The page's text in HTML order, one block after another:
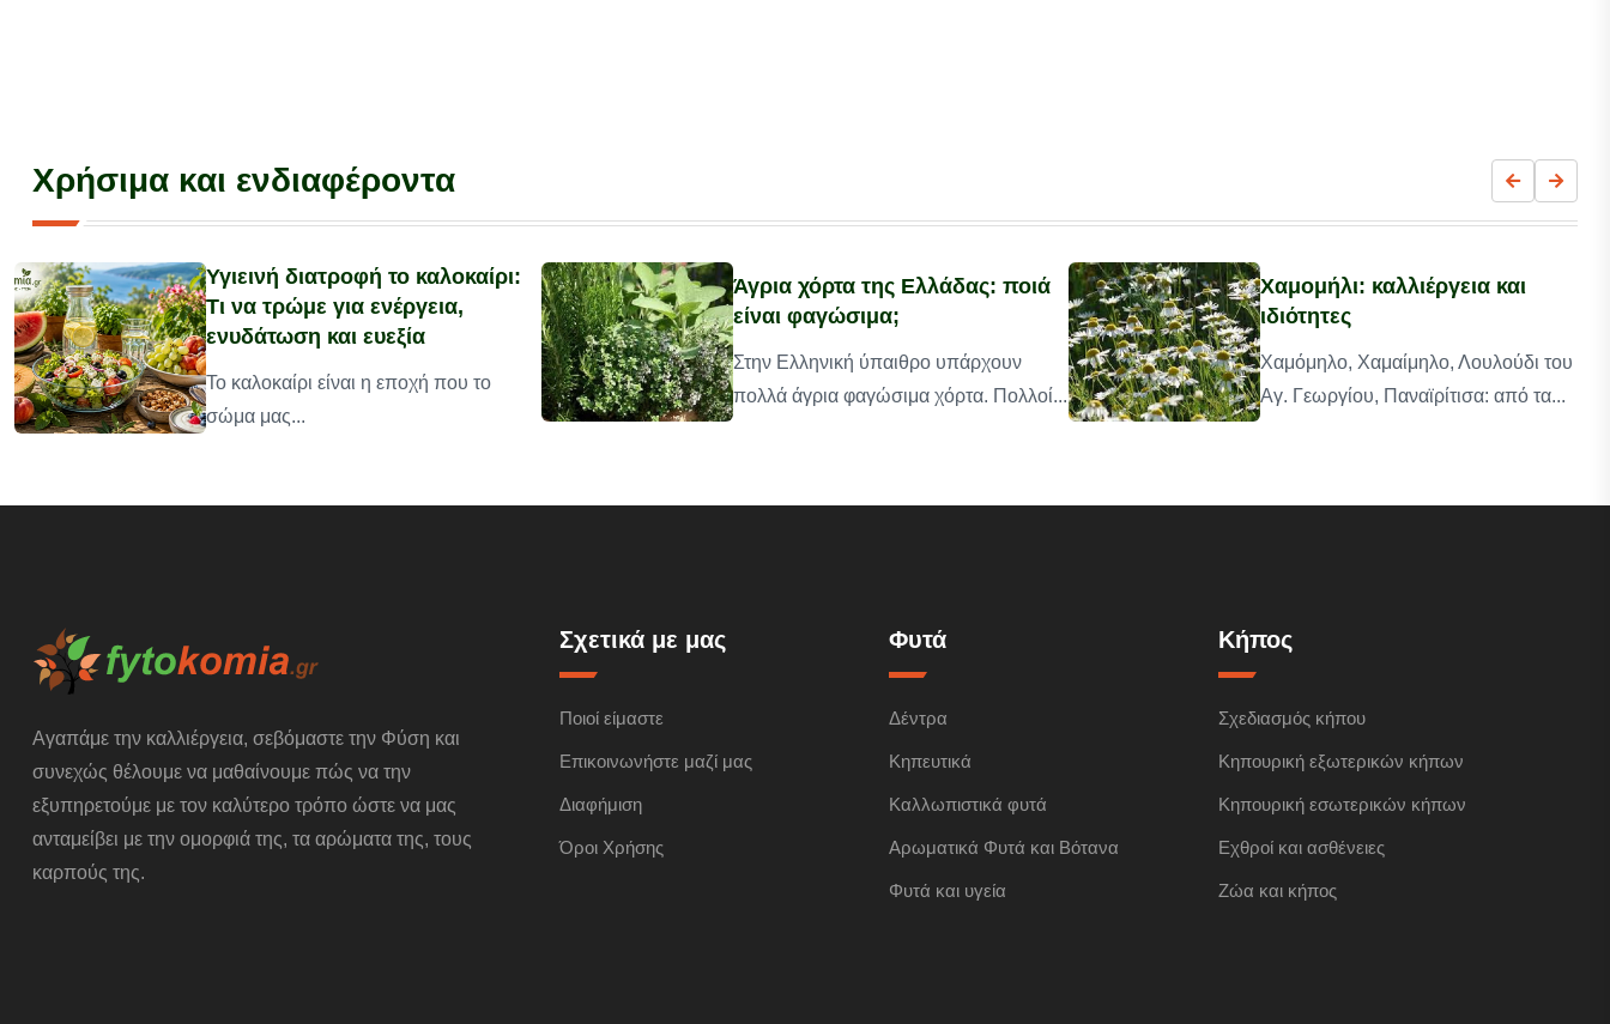
Χρήσιμα και ενδιαφέροντα
Υγιεινή διατροφή το καλοκαίρι:
Τι να τρώμε για ενέργεια,
ενυδάτωση και ευεξία
Το καλοκαίρι είναι η εποχή που το
σώμα μας...
Άγρια χόρτα της Ελλάδας: ποιά
είναι φαγώσιμα;
Στην Ελληνική ύπαιθρο υπάρχουν
πολλά άγρια φαγώσιμα χόρτα. Πολλοί...
Χαμομήλι: καλλιέργεια και
ιδιότητες
Χαμόμηλο, Χαμαίμηλο, Λουλούδι του
Αγ. Γεωργίου, Παναϊρίτισα: από τα...
Αγαπάμε την καλλιέργεια, σεβόμαστε την Φύση και
συνεχώς θέλουμε να μαθαίνουμε πώς να την
εξυπηρετούμε με τον καλύτερο τρόπο ώστε να μας
ανταμείβει με την ομορφιά της, τα αρώματα της, τους
καρπούς της.
Σχετικά με μας
Ποιοί είμαστε
Επικοινωνήστε μαζί μας
Διαφήμιση
Όροι Χρήσης
Φυτά
Δέντρα
Κηπευτικά
Καλλωπιστικά φυτά
Αρωματικά Φυτά και Βότανα
Φυτά και υγεία
Κήπος
Σχεδιασμός κήπου
Κηπουρική εξωτερικών κήπων
Κηπουρική εσωτερικών κήπων
Εχθροί και ασθένειες
Ζώα και κήπος